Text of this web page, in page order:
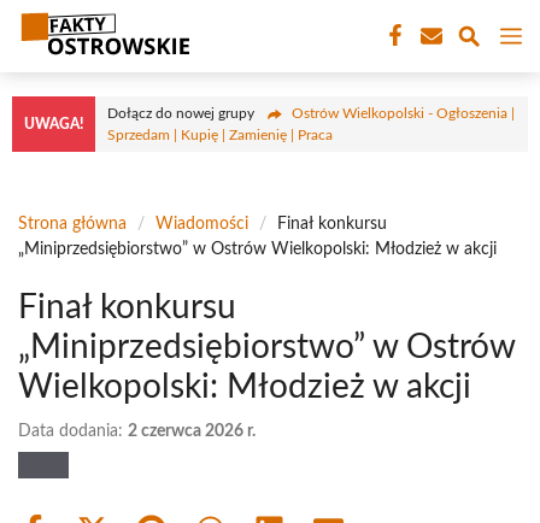
Przejdź
treści
UWAGA!
Dołącz do nowej grupy
Ostrów Wielkopolski - Ogłoszenia |
Sprzedam | Kupię | Zamienię | Praca
Strona główna / Wiadomości /
Finał konkursu
„Miniprzedsiębiorstwo” w Ostrów Wielkopolski: Młodzież w akcji
Finał konkursu
„Miniprzedsiębiorstwo” w Ostrów
Wielkopolski: Młodzież w akcji
Data dodania: 2 czerwca 2026 r.